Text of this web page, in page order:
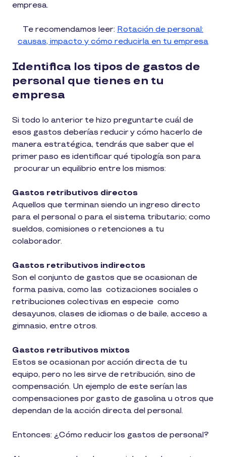
empresa.
Te recomendamos leer: Rotación de personal:
causas, impacto y cómo reducirla en tu empresa
Identifica los tipos de gastos de
personal que tienes en tu
empresa
Si todo lo anterior te hizo preguntarte cuál de
esos gastos deberías reducir y cómo hacerlo de
manera estratégica, tendrás que saber que el
primer paso es identificar qué tipología son para
procurar un equilibrio entre los mismos:
Gastos retributivos directos
Aquellos que terminan siendo un ingreso directo
para el personal o para el sistema tributario; como
sueldos, comisiones o retenciones a tu
colaborador.
Gastos retributivos indirectos
Son el conjunto de gastos que se ocasionan de
forma pasiva, como las cotizaciones sociales o
retribuciones colectivas en especie como
desayunos, clases de idiomas o de baile, acceso a
gimnasio, entre otros.
Gastos retributivos mixtos
Estos se ocasionan por acción directa de tu
equipo, pero no les sirve de retribución, sino de
compensación. Un ejemplo de este serían las
compensaciones por gasto de gasolina u otros que
dependan de la acción directa del personal.
Entonces: ¿Cómo reducir los gastos de personal?